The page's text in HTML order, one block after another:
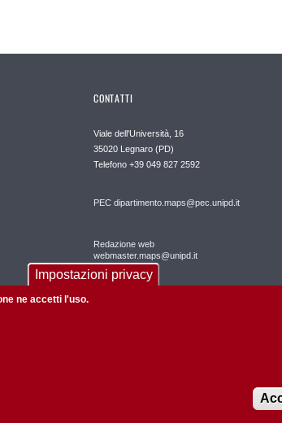
CONTATTI
Viale dell'Università, 16
35020 Legnaro (PD)
Telefono +39 049 827 2592
PEC dipartimento.maps@pec.unipd.it
Redazione web
webmaster.maps@unipd.it
Impostazioni privacy
ne accetti l'uso.